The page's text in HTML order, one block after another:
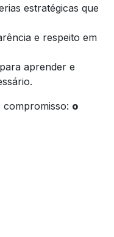
estratégicas que
e respeito em
aprender e
o